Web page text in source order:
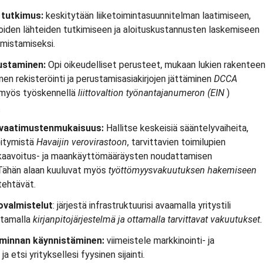
tutkimus: keskitytään liiketoimintasuunnitelman laatimiseen,
lähteiden tutkimiseen ja aloituskustannusten laskemiseen
Opi oikeudelliset perusteet, mukaan lukien rakenteen
rekisteröinti ja perustamisasiakirjojen jättäminen DCCA
työskennellä liittovaltion työnantajanumeron (EIN )
Hallitse keskeisiä sääntelyvaiheita,
Havaijin verovirastoon, tarvittavien toimilupien
ja maankäyttömääräysten noudattamisen
alaan kuuluvat myös työttömyysvakuutuksen hakemiseen
: järjestä infrastruktuurisi avaamalla yritystili
kirjanpitojärjestelmä ja ottamalla tarvittavat vakuutukset.
käynnistäminen: viimeistele markkinointi- ja
etsi yrityksellesi fyysinen sijainti.